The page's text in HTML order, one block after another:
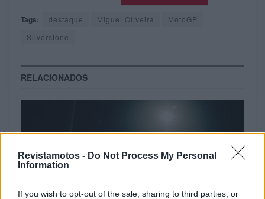
Revistamotos - Do Not Process My Personal
Information
If you wish to opt-out of the sale, sharing to third parties, or
Tags: destaque Miguel Oliveira
MotoGP
Silverstone
RELACIONADOS